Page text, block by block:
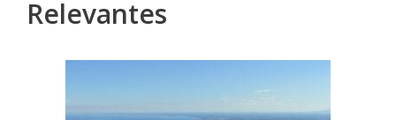
Relevantes